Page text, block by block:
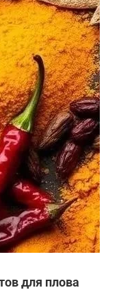
для плова